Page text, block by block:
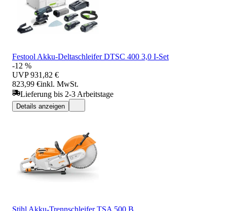
Festool Akku-Deltaschleifer DTSC 400 3,0 I-Set
-12 %
UVP 931,82 €
823,99 €inkl. MwSt.
Lieferung bis 2-3 Arbeitstage
Details anzeigen
Stihl Akku-Trennschleifer TSA 500 B